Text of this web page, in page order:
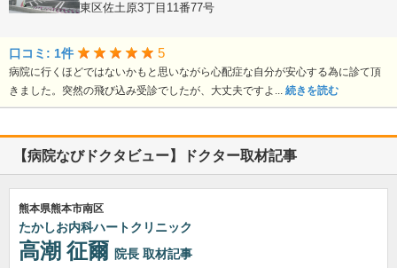
熊本県熊本市東区佐土原3丁目11番77号
口コミ: 1件 5
病院に行くほどではないかもと思いながら心配症な自分が安心する為に診て頂
きました。突然の飛び込み受診でしたが、大丈夫ですよ... 続きを読む
【病院なびドクタビュー】ドクター取材記事
熊本県熊本市南区
たかしお内科ハートクリニック
高潮 征爾 院長 取材記事